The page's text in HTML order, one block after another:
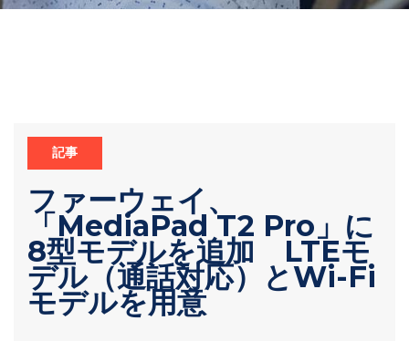
記事
ファーウェイ、
「MediaPad T2 Pro」に
8型モデルを追加 LTEモ
デル（通話対応）とWi-Fi
モデルを用意